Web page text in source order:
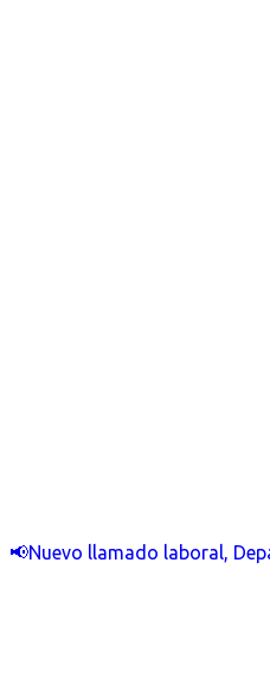
📢Nuevo llamado laboral,